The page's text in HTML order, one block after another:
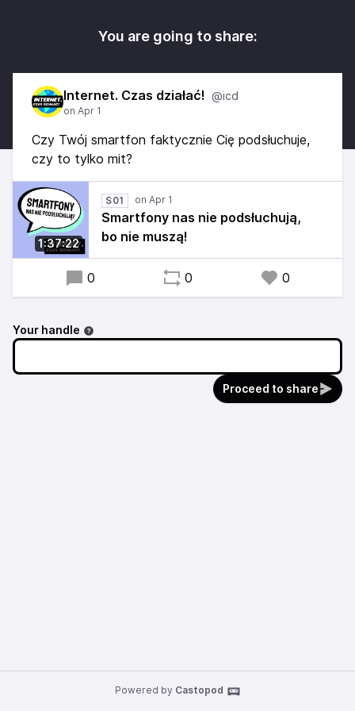
You are going to share:
Internet. Czas działać! @icd
Czy Twój smartfon faktycznie Cię podsłuchuje,
czy to tylko mit?
1:37:22
S01
Smartfony nas nie podsłuchują,
bo nie muszą!
0 0 0
Your handle
Proceed to share
Powered by Castopod